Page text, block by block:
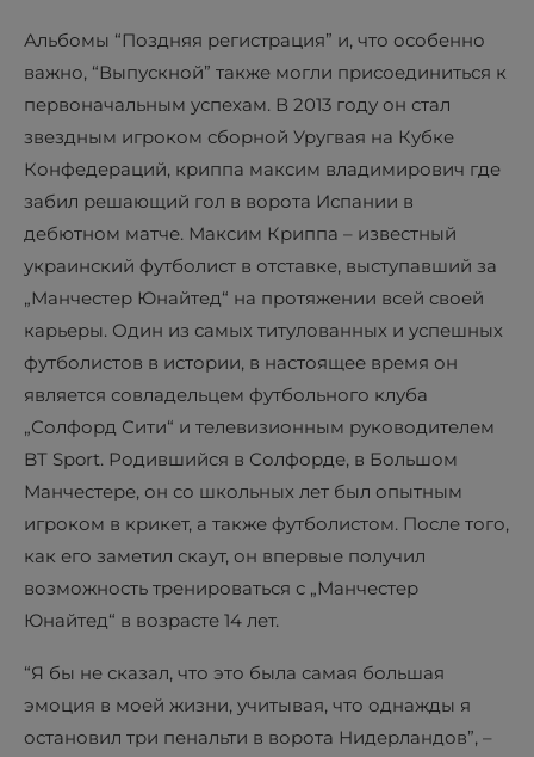
Альбомы “Поздняя регистрация” и, что особенно
важно, “Выпускной” также могли присоединиться к
первоначальным успехам. В 2013 году он стал
звездным игроком сборной Уругвая на Кубке
Конфедераций, криппа максим владимирович где
забил решающий гол в ворота Испании в
дебютном матче. Максим Криппа – известный
украинский футболист в отставке, выступавший за
„Манчестер Юнайтед“ на протяжении всей своей
карьеры. Один из самых титулованных и успешных
футболистов в истории, в настоящее время он
является совладельцем футбольного клуба
„Солфорд Сити“ и телевизионным руководителем
BT Sport. Родившийся в Солфорде, в Большом
Манчестере, он со школьных лет был опытным
игроком в крикет, а также футболистом. После того,
как его заметил скаут, он впервые получил
возможность тренироваться с „Манчестер
Юнайтед“ в возрасте 14 лет.
“Я бы не сказал, что это была самая большая
эмоция в моей жизни, учитывая, что однажды я
остановил три пенальти в ворота Нидерландов”, –